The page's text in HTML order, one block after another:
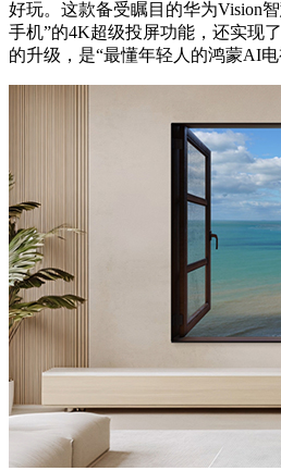
好玩。这款备受瞩目的华为Vision
手机”的4K超级投屏功能，还实现
的升级，是“最懂年轻人的鸿蒙AI电